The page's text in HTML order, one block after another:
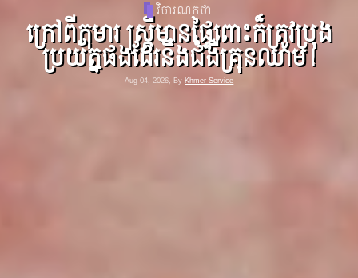
ពត៌មាន
ព្រះសហគមន៍ហ្វីលីពីនជំរុញឱ្យយកចិត្ត
ទុកដាក់លើអាកាសធាតុ
Aug 04, 2026, ByKhmer Service